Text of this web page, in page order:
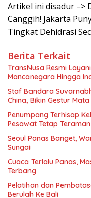
Artikel ini disadur –>
Canggih! Jakarta
Tingkat Dehidrasi
Berita Terkait
TransNusa Resmi
Mancanegara Hingga
Staf Bandara
China, Bikin Gestur
Penumpang Terhisap
Pesawat Tetap Teraman
Seoul Panas Banget,
Sungai
Cuaca Terlalu Panas,
Terbang
Pelatihan dan
Berulah Ke Bali